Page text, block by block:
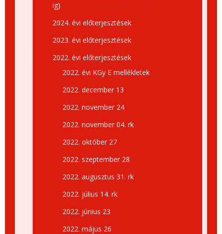
ig)
2024. évi előterjesztések
2023. évi előterjesztések
2022. évi előterjesztések
2022. évi KGy E mellékletek
2022. december 13
2022. november 24
2022. november 04. rk
2022. október 27
2022. szeptember 28
2022. augusztus 31. rk
2022. július 14. rk
2022. június 23
2022. május 26